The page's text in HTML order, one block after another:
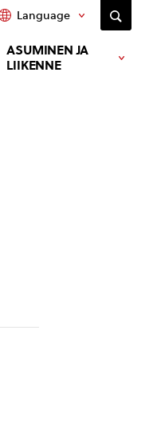
ASUMINEN JA
LIIKENNE
Language